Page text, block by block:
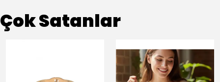
Çok Satanlar